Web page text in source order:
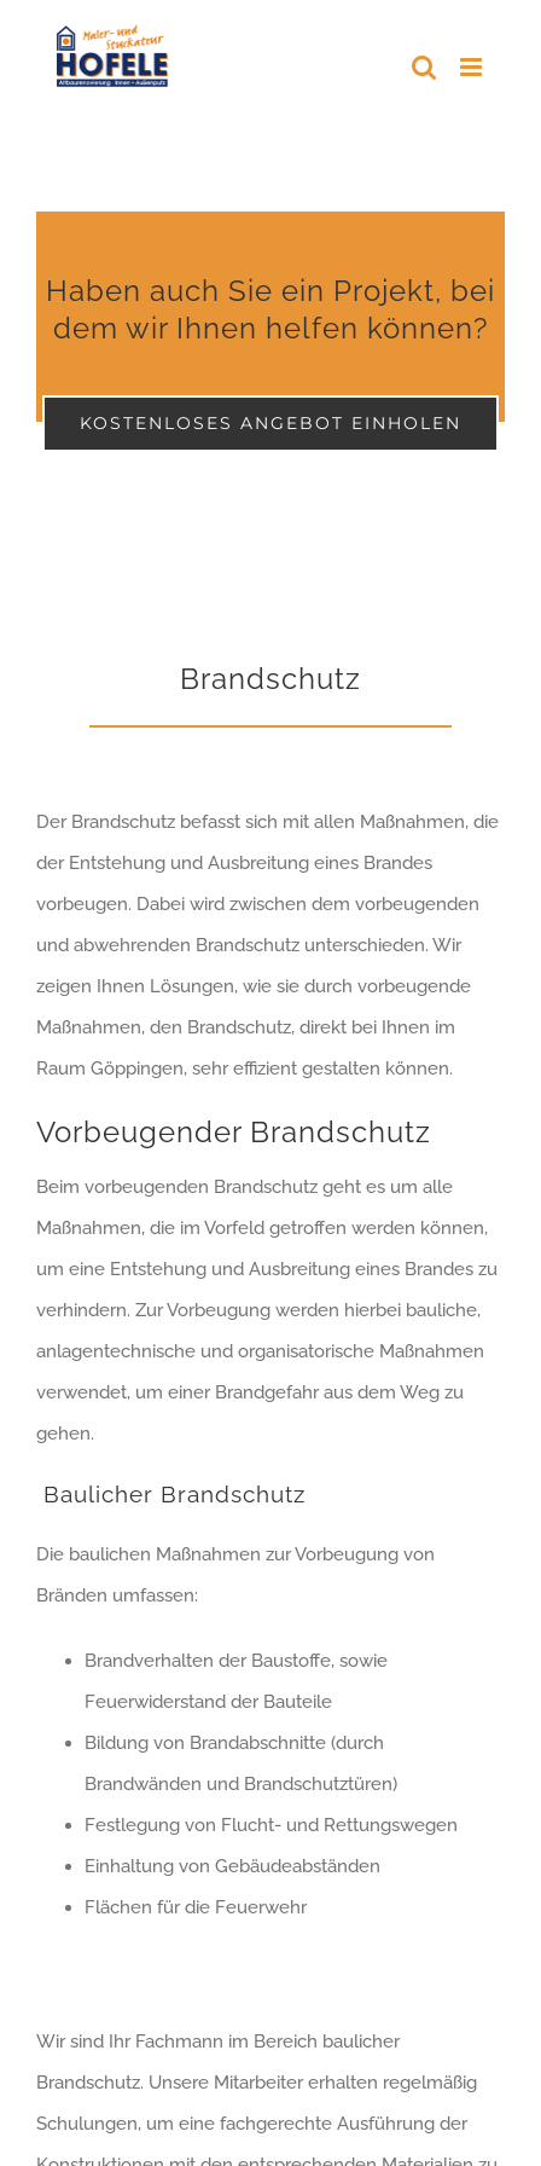
Haben auch Sie ein Projekt, bei
dem wir Ihnen helfen können?
KOSTENLOSES ANGEBOT EINHOLEN
Brandschutz
Der Brandschutz befasst sich mit allen Maßnahmen, die
der Entstehung und Ausbreitung eines Brandes
vorbeugen. Dabei wird zwischen dem vorbeugenden
und abwehrenden Brandschutz unterschieden. Wir
zeigen Ihnen Lösungen, wie sie durch vorbeugende
Maßnahmen, den Brandschutz, direkt bei Ihnen im
Raum Göppingen, sehr effizient gestalten können.
Vorbeugender Brandschutz
Beim vorbeugenden Brandschutz geht es um alle
Maßnahmen, die im Vorfeld getroffen werden können,
um eine Entstehung und Ausbreitung eines Brandes zu
verhindern. Zur Vorbeugung werden hierbei bauliche,
anlagentechnische und organisatorische Maßnahmen
verwendet, um einer Brandgefahr aus dem Weg zu
gehen.
Baulicher Brandschutz
Die baulichen Maßnahmen zur Vorbeugung von
Bränden umfassen:
Brandverhalten der Baustoffe, sowie
Feuerwiderstand der Bauteile
Bildung von Brandabschnitte (durch
Brandwänden und Brandschutztüren)
Festlegung von Flucht- und Rettungswegen
Einhaltung von Gebäudeabständen
Flächen für die Feuerwehr
Wir sind Ihr Fachmann im Bereich baulicher
Brandschutz. Unsere Mitarbeiter erhalten regelmäßig
Schulungen, um eine fachgerechte Ausführung der